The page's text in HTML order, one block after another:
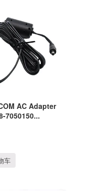
AC Adapter
7050150...
车